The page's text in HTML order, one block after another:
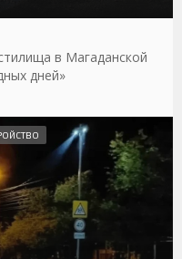
в Магаданской
дней»